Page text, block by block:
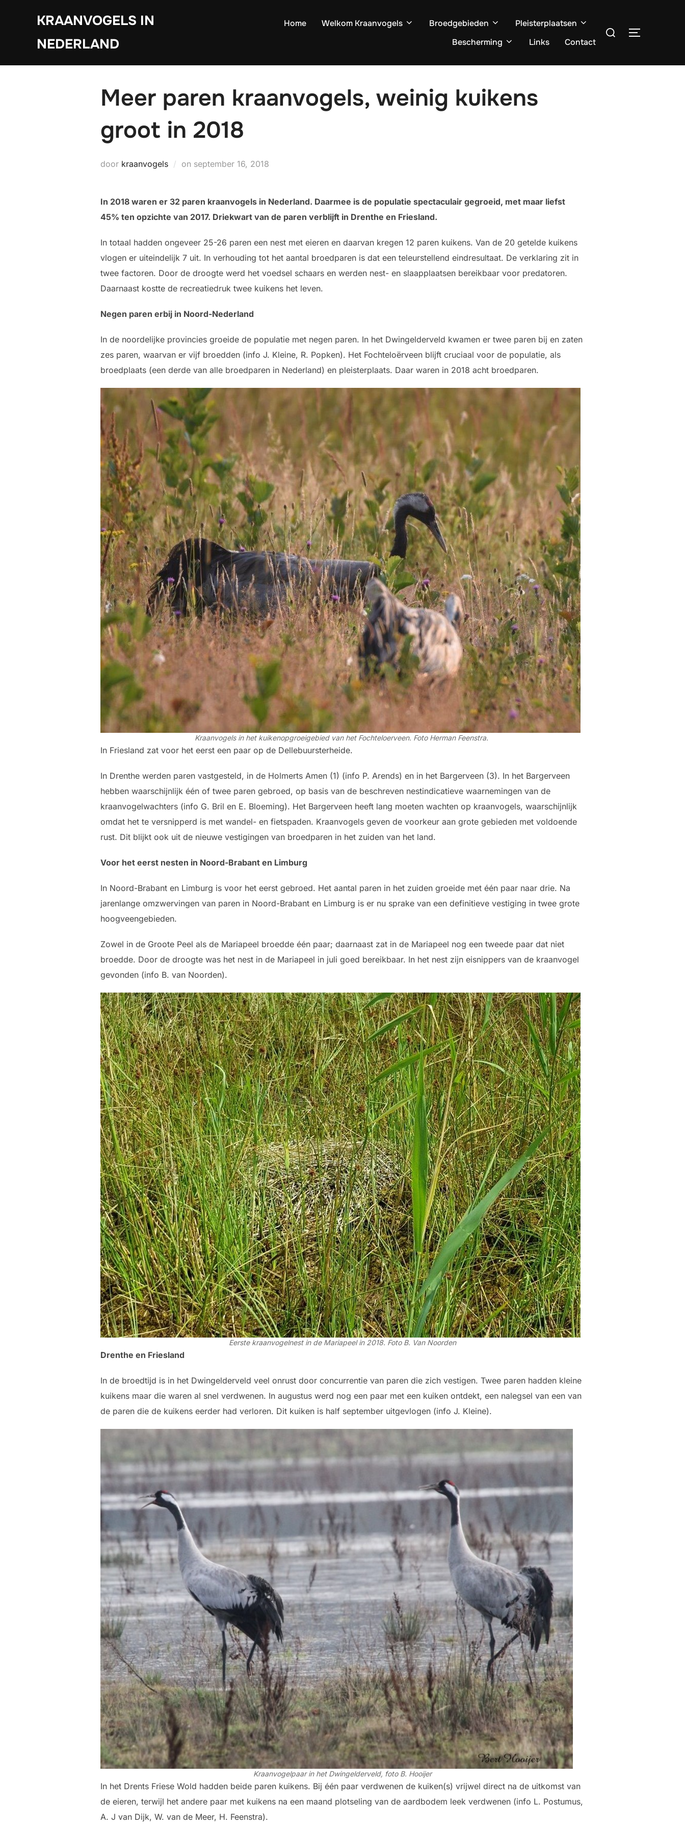
KRAANVOGELS IN
NEDERLAND
Home Welkom Kraanvogels Broedgebieden
Pleisterplaatsen
Bescherming
Links Contact
Zoek
TOGGLE
Meer paren kraanvogels, weinig kuikens
groot in 2018
door kraanvogels on Geplaatst
september 16, 2018
In 2018 waren er 32 paren kraanvogels in Nederland. Daarmee is de populatie spectaculair gegroeid, met maar liefst
45% ten opzichte van 2017. Driekwart van de paren verblijft in Drenthe en Friesland.
In totaal hadden ongeveer 25-26 paren een nest met eieren en daarvan kregen 12 paren kuikens. Van de 20 getelde kuikens
vlogen er uiteindelijk 7 uit. In verhouding tot het aantal broedparen is dat een teleurstellend eindresultaat. De verklaring zit in
twee factoren. Door de droogte werd het voedsel schaars en werden nest- en slaapplaatsen bereikbaar voor predatoren.
Daarnaast kostte de recreatiedruk twee kuikens het leven.
Negen paren erbij in Noord-Nederland
In de noordelijke provincies groeide de populatie met negen paren. In het Dwingelderveld kwamen er twee paren bij en zaten
zes paren, waarvan er vijf broedden (info J. Kleine, R. Popken). Het Fochteloërveen blijft cruciaal voor de populatie, als
broedplaats (een derde van alle broedparen in Nederland) en pleisterplaats. Daar waren in 2018 acht broedparen.
Kraanvogels in het kuikenopgroeigebied van het Fochteloerveen. Foto Herman Feenstra.
In Friesland zat voor het eerst een paar op de Dellebuursterheide.
In Drenthe werden paren vastgesteld, in de Holmerts Amen (1) (info P. Arends) en in het Bargerveen (3). In het Bargerveen
hebben waarschijnlijk één of twee paren gebroed, op basis van de beschreven nestindicatieve waarnemingen van de
kraanvogelwachters (info G. Bril en E. Bloeming). Het Bargerveen heeft lang moeten wachten op kraanvogels, waarschijnlijk
omdat het te versnipperd is met wandel- en fietspaden. Kraanvogels geven de voorkeur aan grote gebieden met voldoende
rust. Dit blijkt ook uit de nieuwe vestigingen van broedparen in het zuiden van het land.
Voor het eerst nesten in Noord-Brabant en Limburg
In Noord-Brabant en Limburg is voor het eerst gebroed. Het aantal paren in het zuiden groeide met één paar naar drie. Na
jarenlange omzwervingen van paren in Noord-Brabant en Limburg is er nu sprake van een definitieve vestiging in twee grote
hoogveengebieden.
Zowel in de Groote Peel als de Mariapeel broedde één paar; daarnaast zat in de Mariapeel nog een tweede paar dat niet
broedde. Door de droogte was het nest in de Mariapeel in juli goed bereikbaar. In het nest zijn eisnippers van de kraanvogel
gevonden (info B. van Noorden).
Eerste kraanvogelnest in de Mariapeel in 2018. Foto B. Van Noorden
Drenthe en Friesland
In de broedtijd is in het Dwingelderveld veel onrust door concurrentie van paren die zich vestigen. Twee paren hadden kleine
kuikens maar die waren al snel verdwenen. In augustus werd nog een paar met een kuiken ontdekt, een nalegsel van een van
de paren die de kuikens eerder had verloren. Dit kuiken is half september uitgevlogen (info J. Kleine).
Kraanvogelpaar in het Dwingelderveld, foto B. Hooijer
In het Drents Friese Wold hadden beide paren kuikens. Bij één paar verdwenen de kuiken(s) vrijwel direct na de uitkomst van
de eieren, terwijl het andere paar met kuikens na een maand plotseling van de aardbodem leek verdwenen (info L. Postumus,
A. J van Dijk, W. van de Meer, H. Feenstra).